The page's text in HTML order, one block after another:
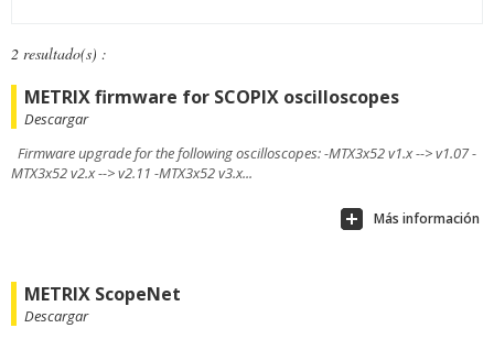
2 resultado(s) :
METRIX firmware for SCOPIX oscilloscopes
Descargar
Firmware upgrade for the following oscilloscopes: -MTX3x52 v1.x --> v1.07 -
MTX3x52 v2.x --> v2.11 -MTX3x52 v3.x...
Más información
METRIX ScopeNet
Descargar